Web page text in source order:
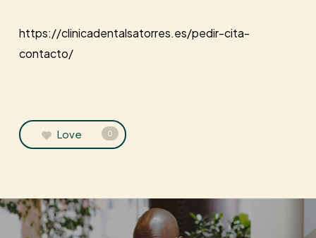
https://clinicadentalsatorres.es/pedir-cita-
contacto/
Love 0